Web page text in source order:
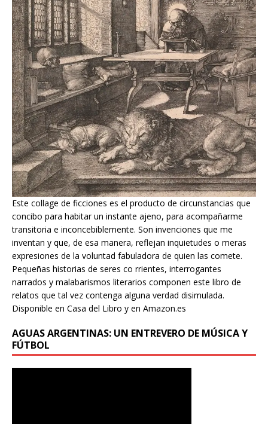
Este collage de ficciones es el producto de circunstancias que
concibo para habitar un instante ajeno, para acompañarme
transitoria e inconcebiblemente. Son invenciones que me
inventan y que, de esa manera, reflejan inquietudes o meras
expresiones de la voluntad fabuladora de quien las comete.
Pequeñas historias de seres co rrientes, interrogantes
narrados y malabarismos literarios componen este libro de
relatos que tal vez contenga alguna verdad disimulada.
Disponible en Casa del Libro y en Amazon.es
AGUAS ARGENTINAS: UN ENTREVERO DE MÚSICA Y
FÚTBOL